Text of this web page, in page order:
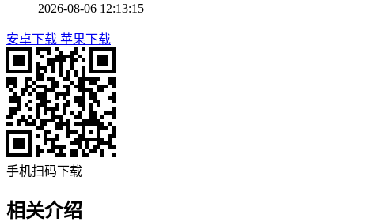
2026-08-06 12:13:15
安卓下载 苹果下载
手机扫码下载
相关介绍